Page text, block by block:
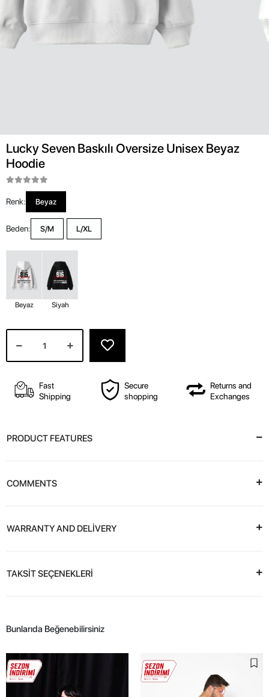
Lucky Seven Baskılı Oversize Unisex Beyaz
Hoodie
Renk: Beyaz
Beden: S/M L/XL
Beyaz Siyah
Fast
Shipping
Secure
shopping
Returns and
Exchanges
PRODUCT FEATURES
COMMENTS
WARRANTY AND DELİVERY
TAKSİT SEÇENEKLERİ
Bunlarıda Beğenebilirsiniz